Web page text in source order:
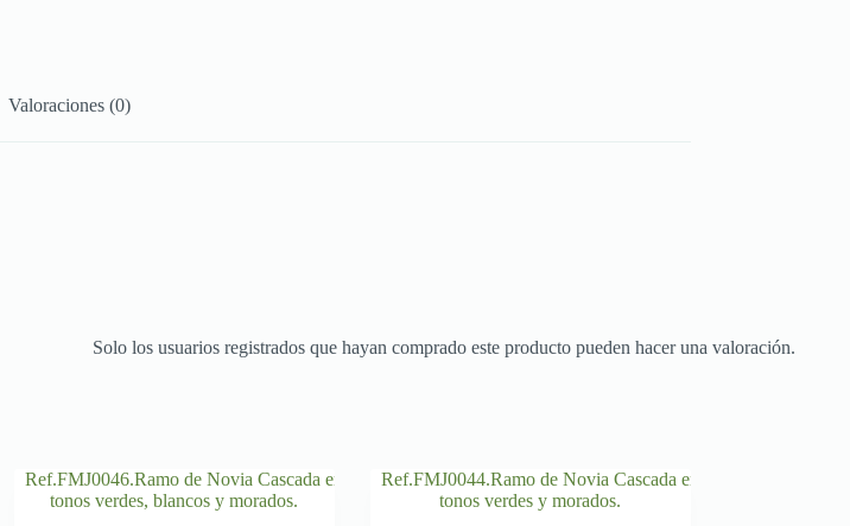
Valoraciones (0)
Solo los usuarios registrados que hayan comprado este producto pueden hacer una valoración.